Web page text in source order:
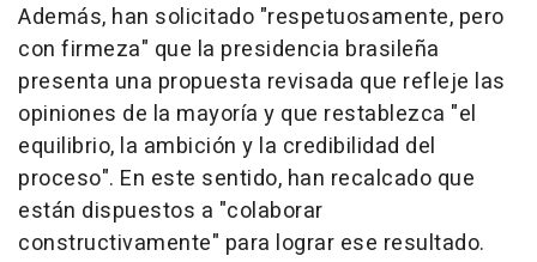
Además, han solicitado "respetuosamente, pero
con firmeza" que la presidencia brasileña
presenta una propuesta revisada que refleje las
opiniones de la mayoría y que restablezca "el
equilibrio, la ambición y la credibilidad del
proceso". En este sentido, han recalcado que
están dispuestos a "colaborar
constructivamente" para lograr ese resultado.